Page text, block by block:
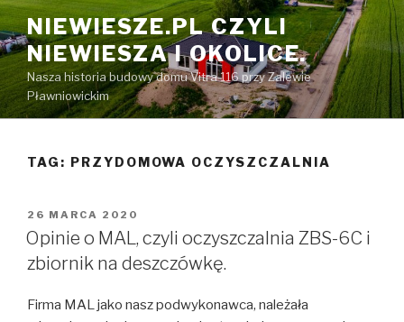
Przeskocz
do
treści
NIEWIESZE.PL CZYLI
NIEWIESZA I OKOLICE.
Nasza historia budowy domu Vitra 116 przy Zalewie
Pławniowickim
TAG: PRZYDOMOWA OCZYSZCZALNIA
OPUBLIKOWANE
W
26 MARCA 2020
Opinie o MAL, czyli oczyszczalnia ZBS-6C i
zbiornik na deszczówkę.
Firma MAL jako nasz podwykonawca, należała